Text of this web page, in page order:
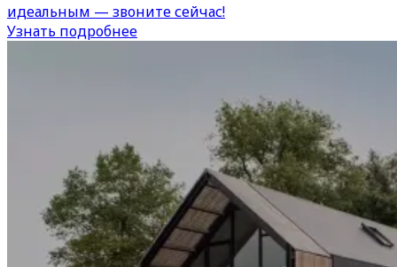
идеальным — звоните сейчас!
Узнать подробнее